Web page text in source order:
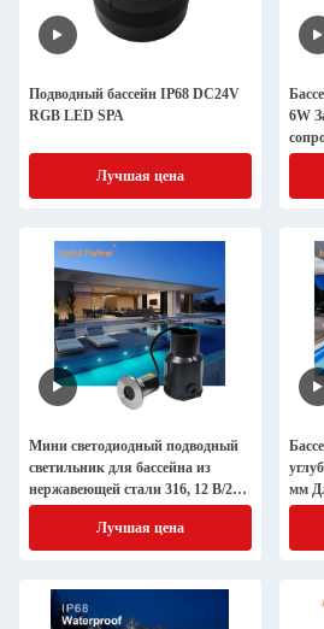
Подводный бассейн IP68 DC24V
RGB LED SPA
Лучшая цена
6W
Мини светодиодный подводный
светильник для бассейна из
нержавеющей стали 316, 12 В/24
В постоянного тока, теплый
Лучшая цена
мм